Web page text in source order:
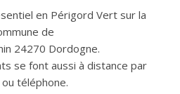
en Périgord Vert sur la
de
24270 Dordogne.
se font aussi à distance par
téléphone.